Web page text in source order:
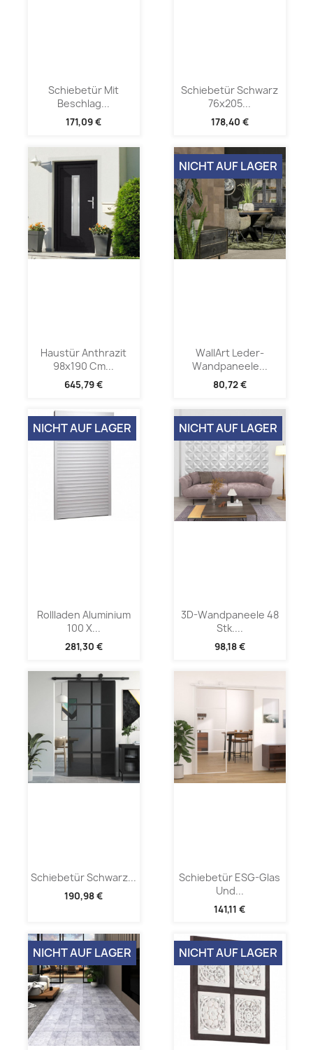
Schiebetür Mit
Beschlag...
171,09 €
Schiebetür Schwarz
76x205...
178,40 €
Haustür Anthrazit
98x190 Cm...
645,79 €
WallArt Leder-
Wandpaneele...
80,72 €
NICHT AUF LAGER
Rollladen Aluminium
100 X...
281,30 €
NICHT AUF LAGER
3D-Wandpaneele 48
Stk....
98,18 €
NICHT AUF LAGER
Schiebetür Schwarz...
190,98 €
Schiebetür ESG-Glas
Und...
141,11 €
NICHT AUF LAGER NICHT AUF LAGER